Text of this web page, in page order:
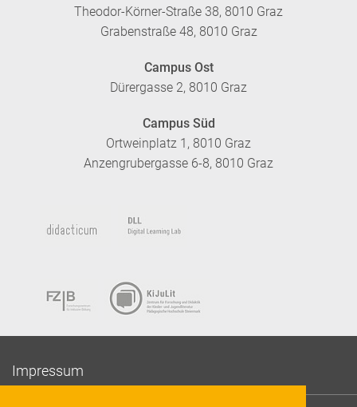
Theodor-Körner-Straße 38, 8010 Graz
Grabenstraße 48, 8010 Graz
Campus Ost
Dürergasse 2, 8010 Graz
Campus Süd
Ortweinplatz 1, 8010 Graz
Anzengrubergasse 6-8, 8010 Graz
Impressum